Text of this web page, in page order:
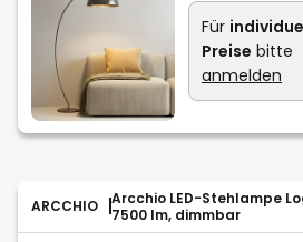
Für
Preise bitte
anmelden
ARCCHIO
Arcchio LED-Stehlampe
7500 lm, dimmbar